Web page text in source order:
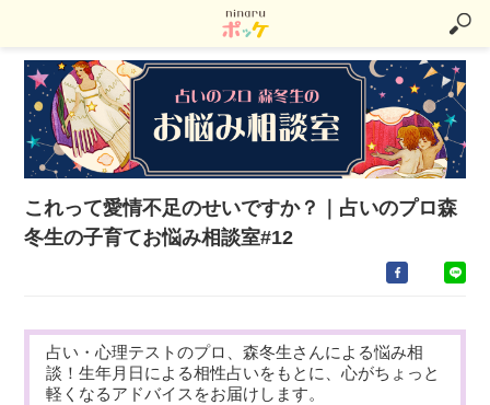
これって愛情不足のせいですか？｜占いのプロ森
冬生の子育てお悩み相談室#12
占い・心理テストのプロ、森冬生さんによる悩み相
談！生年月日による相性占いをもとに、心がちょっと
軽くなるアドバイスをお届けします。